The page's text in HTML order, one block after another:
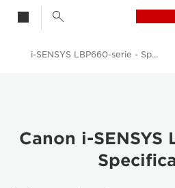
Zakelijke producten
Zakelijke printers en faxapparaten
i-SENSYS LBP660-serie - Specificaties
Canon i-SENSYS